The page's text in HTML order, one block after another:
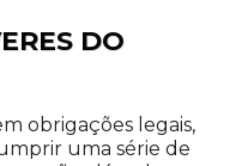
DO
obrigações legais,
uma série de